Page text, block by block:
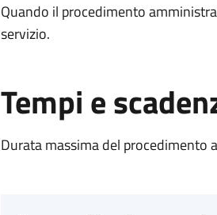
Quando il procedimento
servizio.
Tempi e
Durata massima del procedimento